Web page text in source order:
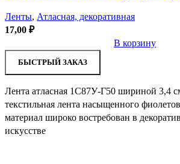
Ленты, Атласная, декоративная
17,00 ₽
В корзину
БЫСТРЫЙ ЗАКАЗ
Лента атласная 1С87У-Г50 шириной 3,4
текстильная лента насыщенного
материал широко востребован в
искусстве